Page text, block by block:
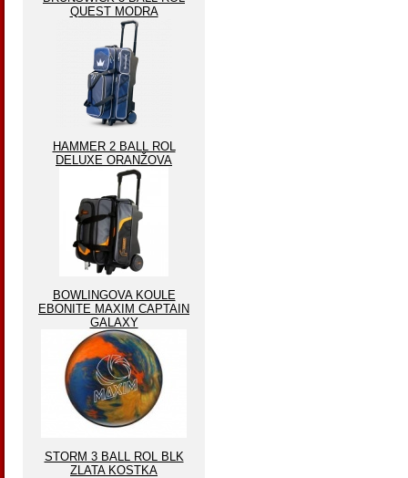
QUEST MODRA
HAMMER 2 BALL ROL
DELUXE ORANŽOVA
BOWLINGOVA KOULE
EBONITE MAXIM CAPTAIN
GALAXY
STORM 3 BALL ROL BLK
ZLATA KOSTKA